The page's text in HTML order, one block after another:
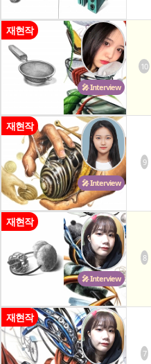
🎤 Interview
재현작
10
🎤 Interview
재현작
9
🎤 Interview
재현작
8
재현작
7